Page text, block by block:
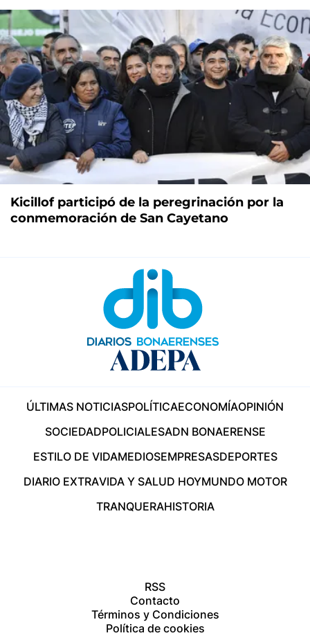
Kicillof participó de la peregrinación por la
conmemoración de San Cayetano
ÚLTIMAS NOTICIASPOLÍTICAECONOMÍAOPINIÓN
SOCIEDADPOLICIALESADN BONAERENSE
ESTILO DE VIDAMEDIOSEMPRESASDEPORTES
DIARIO EXTRAVIDA Y SALUD HOYMUNDO MOTOR
TRANQUERAHISTORIA
RSS
Contacto
Términos y Condiciones
Política de cookies